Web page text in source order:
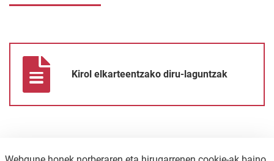
Kirol elkarteentzako diru-laguntzak